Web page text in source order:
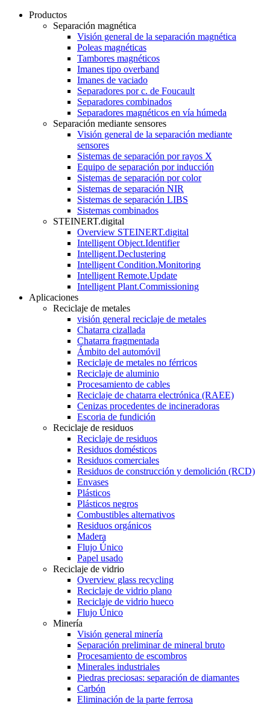
Productos
Separación magnética
Visión general de la separación magnética
Poleas magnéticas
Tambores magnéticos
Imanes tipo overband
Imanes de vaciado
Separadores por c. de Foucault
Separadores combinados
Separadores magnéticos en vía húmeda
Separación mediante sensores
Visión general de la separación mediante
sensores
Sistemas de separación por rayos X
Equipo de separación por inducción
Sistemas de separación por color
Sistemas de separación NIR
Sistemas de separación LIBS
Sistemas combinados
STEINERT.digital
Overview STEINERT.digital
Intelligent Object.Identifier
Intelligent.Declustering
Intelligent Condition.Monitoring
Intelligent Remote.Update
Intelligent Plant.Commissioning
Aplicaciones
Reciclaje de metales
visión general reciclaje de metales
Chatarra cizallada
Chatarra fragmentada
Ámbito del automóvil
Reciclaje de metales no férricos
Reciclaje de aluminio
Procesamiento de cables
Reciclaje de chatarra electrónica (RAEE)
Cenizas procedentes de incineradoras
Escoria de fundición
Reciclaje de residuos
Reciclaje de residuos
Residuos domésticos
Residuos comerciales
Residuos de construcción y demolición (RCD)
Envases
Plásticos
Plásticos negros
Combustibles alternativos
Residuos orgánicos
Madera
Flujo Único
Papel usado
Reciclaje de vidrio
Overview glass recycling
Reciclaje de vidrio plano
Reciclaje de vidrio hueco
Flujo Único
Minería
Visión general minería
Separación preliminar de mineral bruto
Procesamiento de escombros
Minerales industriales
Piedras preciosas: separación de diamantes
Carbón
Eliminación de la parte ferrosa